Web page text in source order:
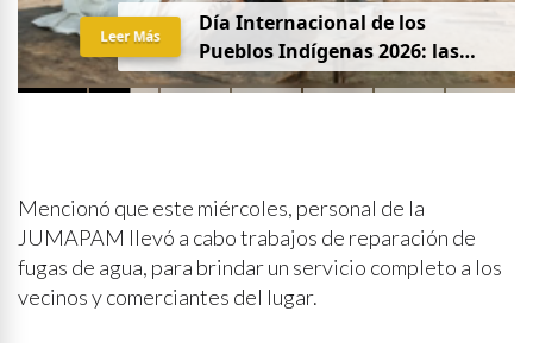
Día Internacional de los
Pueblos Indígenas 2026: las
mujeres que protegen la
Leer Más
Mencionó que este miércoles, personal de la
JUMAPAM llevó a cabo trabajos de reparación de
fugas de agua, para brindar un servicio completo a los
vecinos y comerciantes del lugar.